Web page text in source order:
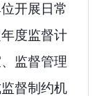
开展日常
度监督计
监督管理
督制约机